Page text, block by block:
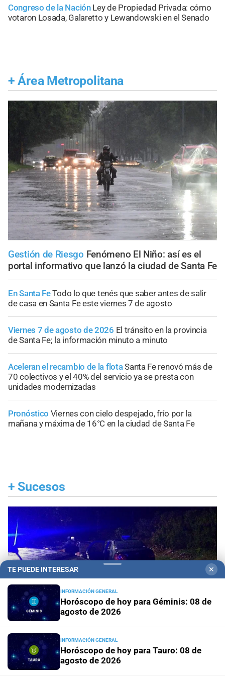
Congreso de la Nación Ley de Propiedad Privada: cómo
votaron Losada, Galaretto y Lewandowski en el Senado
+ Área Metropolitana
Gestión de Riesgo Fenómeno El Niño: así es el
portal informativo que lanzó la ciudad de Santa Fe
En Santa FeTodo lo que tenés que saber antes de salir
de casa en Santa Fe este viernes 7 de agosto
Viernes 7 de agosto de 2026 El tránsito en la provincia
de Santa Fe; la información minuto a minuto
Aceleran el recambio de la flotaSanta Fe renovó más de
70 colectivos y el 40% del servicio ya se presta con
unidades modernizadas
Pronóstico Viernes con cielo despejado, frío por la
mañana y máxima de 16°C en la ciudad de Santa Fe
+ Sucesos
Villa Oculta
Investigan la muerte de un hombre en
la ciudad de Santa Fe
TE PUEDE INTERESAR ✕
INFORMACIÓN GENERAL
Horóscopo de hoy para Géminis: 08 de
agosto de 2026
INFORMACIÓN GENERAL
Horóscopo de hoy para Tauro: 08 de
agosto de 2026